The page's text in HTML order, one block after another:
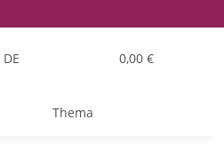
DE 0,00 €
Thema